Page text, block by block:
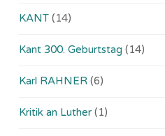
KANT (14)
Kant 300. Geburtstag (14)
Karl RAHNER (6)
Kritik an Luther (1)